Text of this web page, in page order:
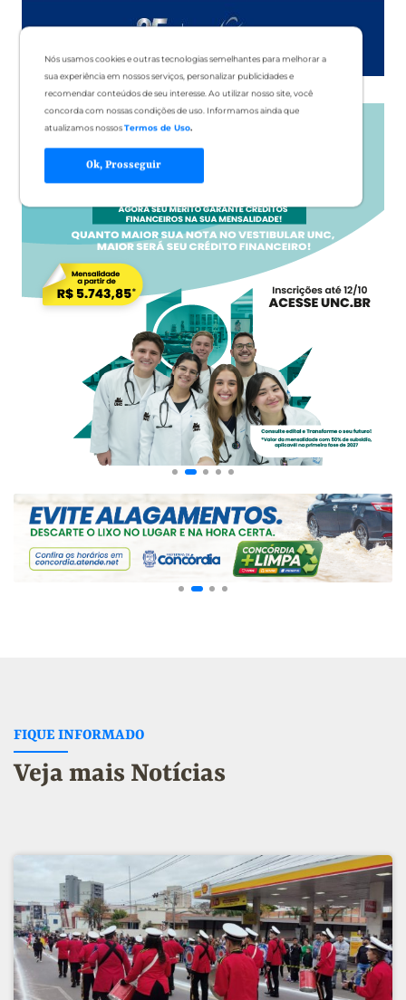
Nós usamos cookies e outras tecnologias semelhantes para melhorar a
sua experiência em nossos serviços, personalizar publicidades e
recomendar conteúdos de seu interesse. Ao utilizar nosso site, você
concorda com nossas condições de uso. Informamos ainda que
atualizamos nossosTermos de Uso.
Ok, Prosseguir
FIQUE INFORMADO
Veja mais Notícias